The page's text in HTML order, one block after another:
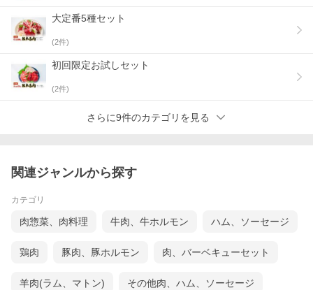
大定番5種セット
(2件)
初回限定お試しセット
(2件)
さらに9件のカテゴリを見る
関連ジャンルから探す
カテゴリ
肉惣菜、肉料理 牛肉、牛ホルモン ハム、ソーセージ
鶏肉 豚肉、豚ホルモン 肉、バーベキューセット
羊肉(ラム、マトン) その他肉、ハム、ソーセージ